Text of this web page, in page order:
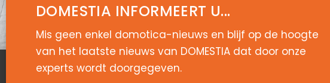
DOMESTIA INFORMEERT U...
Mis geen enkel domotica-nieuws en blijf op de hoogte
van het laatste nieuws van DOMESTIA dat door onze
experts wordt doorgegeven.